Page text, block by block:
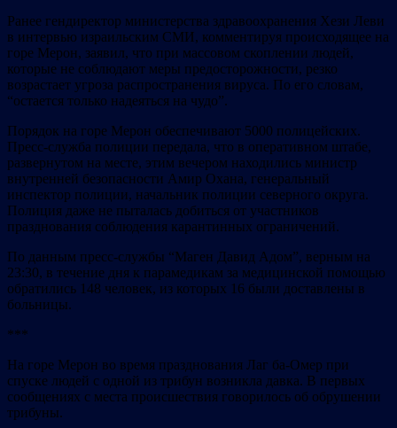
Ранее гендиректор министерства здравоохранения Хези Леви
в интервью израильским СМИ, комментируя происходящее на
горе Мерон, заявил, что при массовом скоплении людей,
которые не соблюдают меры предосторожности, резко
возрастает угроза распространения вируса. По его словам,
“остается только надеяться на чудо”.
Порядок на горе Мерон обеспечивают 5000 полицейских.
Пресс-служба полиции передала, что в оперативном штабе,
развернутом на месте, этим вечером находились министр
внутренней безопасности Амир Охана, генеральный
инспектор полиции, начальник полиции северного округа.
Полиция даже не пыталась добиться от участников
празднования соблюдения карантинных ограничений.
По данным пресс-службы “Маген Давид Адом”, верным на
23:30, в течение дня к парамедикам за медицинской помощью
обратились 148 человек, из которых 16 были доставлены в
больницы.
***
На горе Мерон во время празднования Лаг ба-Омер при
спуске людей с одной из трибун возникла давка. В первых
сообщениях с места происшествия говорилось об обрушении
трибуны.